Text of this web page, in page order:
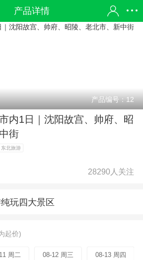
产品详情
产品编号：12
内1日｜沈阳故宫、帅府、昭
街
东北旅游
28290人关注
玩四大景区
起价)
周二 08-12 周三 08-13 周四